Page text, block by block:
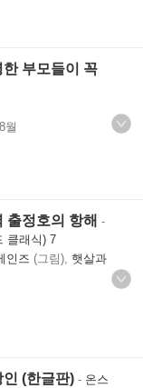
부모들이 꼭
월
출정호의 항해 -
클래식) 7
인즈 (그림), 햇살과
(한글판) - 온스